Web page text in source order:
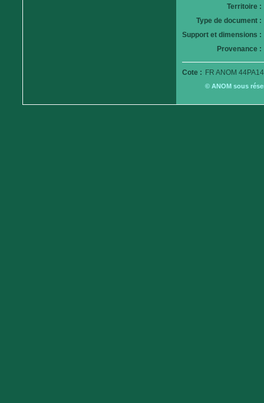
Territoire :
Type de document :
Support et dimensions :
Provenance :
Cote : FR ANOM
© ANOM sous